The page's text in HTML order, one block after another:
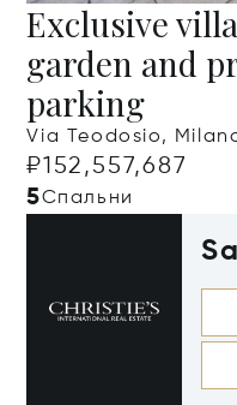
Exclusive
garden and
parking
Via Teodosio,
₽152,557,687
5Спальни